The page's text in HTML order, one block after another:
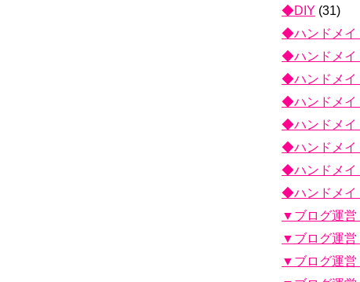
◆DIY (31)
◆ハンドメイ
◆ハンドメイ
◆ハンドメイ
◆ハンドメイ
◆ハンドメイ
◆ハンドメイ
◆ハンドメイ
◆ハンドメ
▼ブログ運営
▼ブログ運営
▼ブログ運営